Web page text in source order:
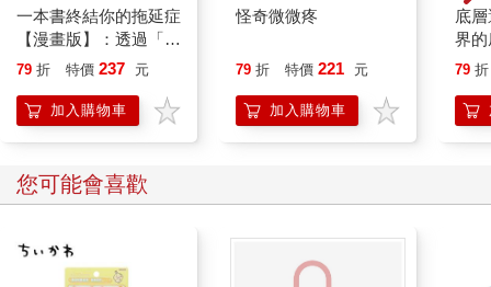
把夫的手臂，鋪在熨板上
用高熱的鐵，壓平
熨斗弧線航行。她想起自己挖肩的洋裝，裸露，微涼
扁扁的，壓在平價網拍的視窗裡
而夫的襯衫，一件上萬，不允許任何破洞，不需要
任何裸裎
挖開的地方
四兩肉，有朵山茶開在肩與頰的凹陷
任人摘取，綠葉靜靜撒滿一身
伊甸的規則裡，葉都是要被奪去的
一本書終結你的拖延症
【漫畫版】：透過「小
行動」打開大腦的行動
「行動派」的37個科
學方法
79 折 特價 237 元
加入購物車
怪奇微微疼
79 折 特價 221 元
加入購物車
底
界
79 折
您可能會喜歡